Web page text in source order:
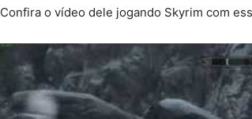
Confira o vídeo dele jogando Skyrim com